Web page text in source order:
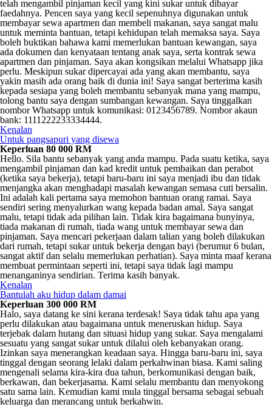
telah mengambil pinjaman kecil yang kini sukar untuk dibayar
faedahnya. Pencen saya yang kecil sepenuhnya digunakan untuk
membayar sewa apartmen dan membeli makanan, saya sangat malu
untuk meminta bantuan, tetapi kehidupan telah memaksa saya. Saya
boleh buktikan bahawa kami memerlukan bantuan kewangan, saya
ada dokumen dan kenyataan tentang anak saya, serta kontrak sewa
apartmen dan pinjaman. Saya akan kongsikan melalui Whatsapp jika
perlu. Meskipun sukar dipercayai ada yang akan membantu, saya
yakin masih ada orang baik di dunia ini! Saya sangat berterima kasih
kepada sesiapa yang boleh membantu sebanyak mana yang mampu,
tolong bantu saya dengan sumbangan kewangan. Saya tinggalkan
nombor Whatsapp untuk komunikasi: 0123456789. Nombor akaun
bank: 1111222233334444.
Kenalan
Untuk pangsapuri yang disewa
Keperluan 80 000 RM
Hello. Sila bantu sebanyak yang anda mampu. Pada suatu ketika, saya
mengambil pinjaman dan kad kredit untuk pembaikan dan perabot
(ketika saya bekerja), tetapi baru-baru ini saya menjadi ibu dan tidak
menjangka akan menghadapi masalah kewangan semasa cuti bersalin.
Ini adalah kali pertama saya memohon bantuan orang ramai. Saya
sendiri sering menyalurkan wang kepada badan amal. Saya sangat
malu, tetapi tidak ada pilihan lain. Tidak kira bagaimana bunyinya,
tiada makanan di rumah, tiada wang untuk membayar sewa dan
pinjaman. Saya mencari pekerjaan dalam talian yang boleh dilakukan
dari rumah, tetapi sukar untuk bekerja dengan bayi (berumur 6 bulan,
sangat aktif dan selalu memerlukan perhatian). Saya minta maaf kerana
membuat permintaan seperti ini, tetapi saya tidak lagi mampu
menanganinya sendirian. Terima kasih banyak.
Kenalan
Bantulah aku hidup dalam damai
Keperluan 300 000 RM
Halo, saya datang ke sini kerana terdesak! Saya tidak tahu apa yang
perlu dilakukan atau bagaimana untuk meneruskan hidup. Saya
terjebak dalam hutang dan situasi hidup yang sukar. Saya mengalami
sesuatu yang sangat sukar untuk dilalui oleh kebanyakan orang.
Izinkan saya menerangkan keadaan saya. Hingga baru-baru ini, saya
tinggal dengan seorang lelaki dalam perkahwinan biasa. Kami saling
mengenali selama kira-kira dua tahun, berkomunikasi dengan baik,
berkawan, dan bekerjasama. Kami selalu membantu dan menyokong
satu sama lain. Kemudian kami mula tinggal bersama sebagai sebuah
keluarga dan merancang untuk berkahwin.